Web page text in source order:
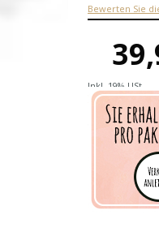
Bewerten Sie
Inkl. 19% USt.
Versandkosten
Verfügbarkeit:
Lieferzeit: 1-2